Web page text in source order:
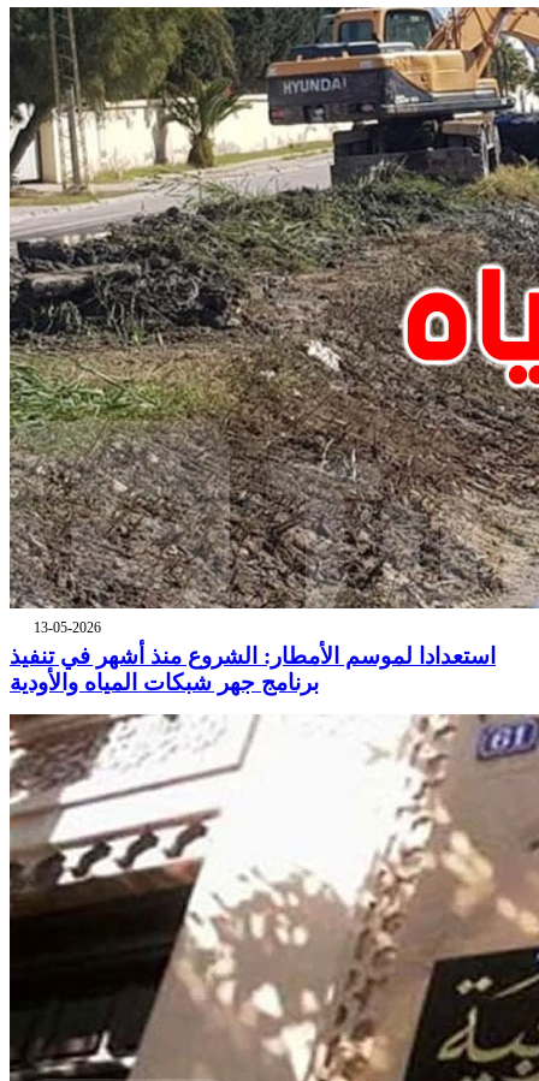
13-05-2026
استعدادا لموسم الأمطار: الشروع منذ أشهر في تنفيذ
برنامج جهر شبكات المياه والأودية